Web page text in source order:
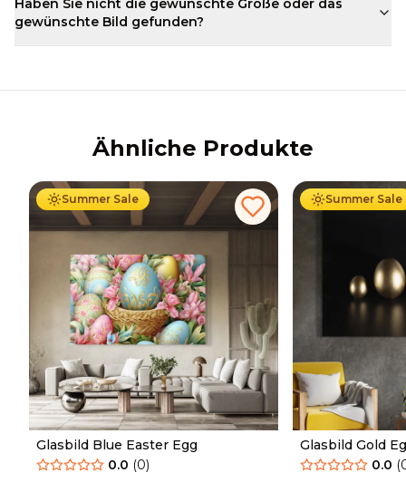
Haben Sie nicht die gewünschte Größe oder das
gewünschte Bild gefunden?
Ähnliche Produkte
Summer Sale
69.90 € 44.90 €
Glasbild Blue Easter Egg
0.0 (0)
Summer Sale
Ab
Glasbild Gold
0.0 (